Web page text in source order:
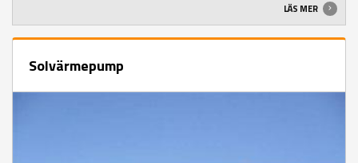
LÄS MER
Solvärmepump